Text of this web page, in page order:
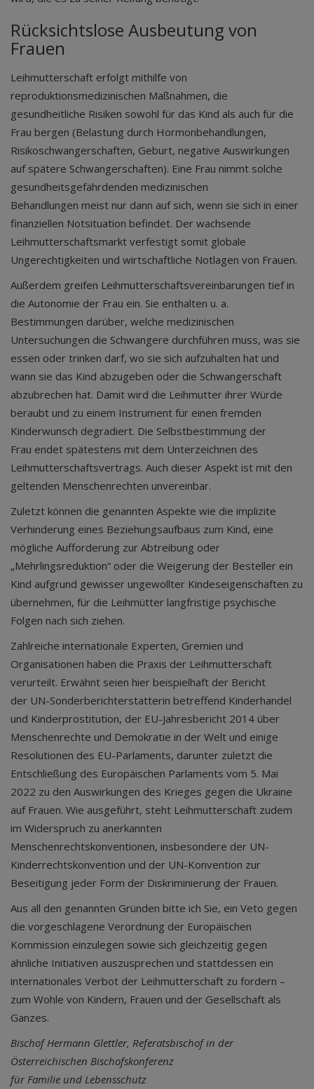
Rücksichtslose Ausbeutung von
Frauen
Leihmutterschaft erfolgt mithilfe von
reproduktionsmedizinischen Maßnahmen, die
gesundheitliche Risiken sowohl für das Kind als auch für die
Frau bergen (Belastung durch Hormonbehandlungen,
Risikoschwangerschaften, Geburt, negative Auswirkungen
auf spätere Schwangerschaften). Eine Frau nimmt solche
gesundheitsgefährdenden medizinischen
Behandlungen meist nur dann auf sich, wenn sie sich in einer
finanziellen Notsituation befindet. Der wachsende
Leihmutterschaftsmarkt verfestigt somit globale
Ungerechtigkeiten und wirtschaftliche Notlagen von Frauen.
Außerdem greifen Leihmutterschaftsvereinbarungen tief in
die Autonomie der Frau ein. Sie enthalten u. a.
Bestimmungen darüber, welche medizinischen
Untersuchungen die Schwangere durchführen muss, was sie
essen oder trinken darf, wo sie sich aufzuhalten hat und
wann sie das Kind abzugeben oder die Schwangerschaft
abzubrechen hat. Damit wird die Leihmutter ihrer Würde
beraubt und zu einem Instrument für einen fremden
Kinderwunsch degradiert. Die Selbstbestimmung der
Frau endet spätestens mit dem Unterzeichnen des
Leihmutterschaftsvertrags. Auch dieser Aspekt ist mit den
geltenden Menschenrechten unvereinbar.
Zuletzt können die genannten Aspekte wie die implizite
Verhinderung eines Beziehungsaufbaus zum Kind, eine
mögliche Aufforderung zur Abtreibung oder
„Mehrlingsreduktion“ oder die Weigerung der Besteller ein
Kind aufgrund gewisser ungewollter Kindeseigenschaften zu
übernehmen, für die Leihmütter langfristige psychische
Folgen nach sich ziehen.
Zahlreiche internationale Experten, Gremien und
Organisationen haben die Praxis der Leihmutterschaft
verurteilt. Erwähnt seien hier beispielhaft der Bericht
der UN-Sonderberichterstatterin betreffend Kinderhandel
und Kinderprostitution, der EU-Jahresbericht 2014 über
Menschenrechte und Demokratie in der Welt und einige
Resolutionen des EU-Parlaments, darunter zuletzt die
Entschließung des Europäischen Parlaments vom 5. Mai
2022 zu den Auswirkungen des Krieges gegen die Ukraine
auf Frauen. Wie ausgeführt, steht Leihmutterschaft zudem
im Widerspruch zu anerkannten
Menschenrechtskonventionen, insbesondere der UN-
Kinderrechtskonvention und der UN-Konvention zur
Beseitigung jeder Form der Diskriminierung der Frauen.
Aus all den genannten Gründen bitte ich Sie, ein Veto gegen
die vorgeschlagene Verordnung der Europäischen
Kommission einzulegen sowie sich gleichzeitig gegen
ähnliche Initiativen auszusprechen und stattdessen ein
internationales Verbot der Leihmutterschaft zu fordern –
zum Wohle von Kindern, Frauen und der Gesellschaft als
Ganzes.
Bischof Hermann Glettler, Referatsbischof in der
Österreichischen Bischofskonferenz
für Familie und Lebensschutz